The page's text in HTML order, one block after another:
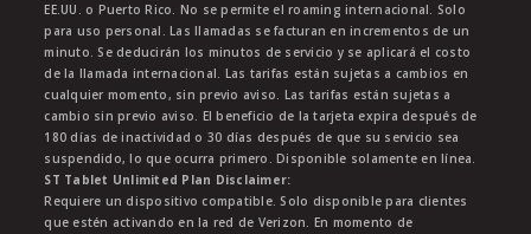
EE.UU. o Puerto Rico. No se permite el roaming internacional. Solo
para uso personal. Las llamadas se facturan en incrementos de un
minuto. Se deducirán los minutos de servicio y se aplicará el costo
de la llamada internacional. Las tarifas están sujetas a cambios en
cualquier momento, sin previo aviso. Las tarifas están sujetas a
cambio sin previo aviso. El beneficio de la tarjeta expira después de
180 días de inactividad o 30 días después de que su servicio sea
suspendido, lo que ocurra primero. Disponible solamente en línea.
ST Tablet Unlimited Plan Disclaimer:
Requiere un dispositivo compatible. Solo disponible para clientes
que estén activando en la red de Verizon. En momento de